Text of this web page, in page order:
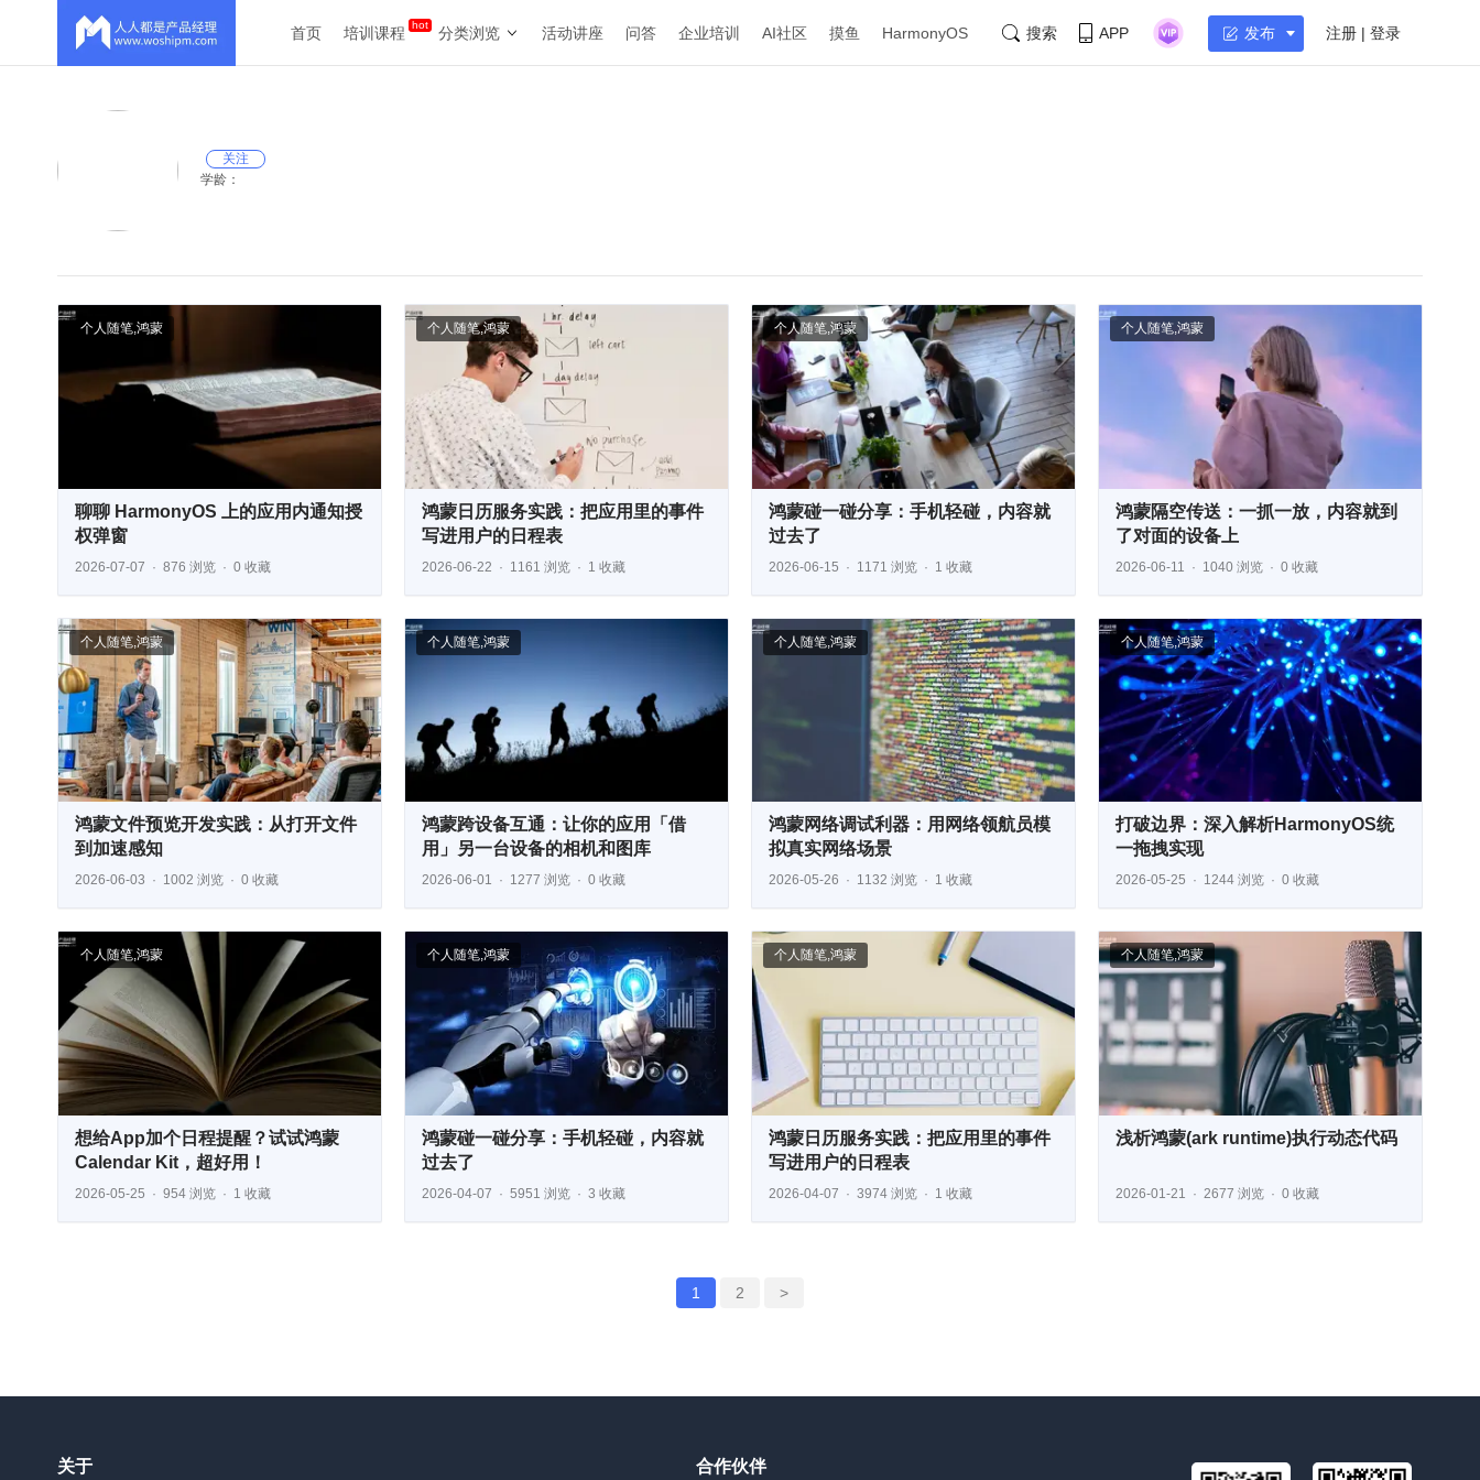
首页 培训课程 分类浏览 活动讲座 问答 企业培训 AI社区 摸鱼 HarmonyOS 搜索 APP 发布 注册 | 登录
关注
学龄：
个人随笔,鸿蒙
聊聊 HarmonyOS 上的应用内通知授
权弹窗
2026-07-07 876 浏览 0 收藏
个人随笔,鸿蒙
鸿蒙日历服务实践：把应用里的事件
写进用户的日程表
2026-06-22 1161 浏览 1 收藏
个人随笔,鸿蒙
鸿蒙碰一碰分享：手机轻碰，内容就
过去了
2026-06-15 1171 浏览 1 收藏
个人随笔,鸿蒙
鸿蒙隔空传送：一抓一放，内容就到
了对面的设备上
2026-06-11 1040 浏览 0 收藏
个人随笔 鸿蒙
鸿蒙文件预览开发实践：从打开文件
到加速感知
2026-06-03 1002 浏览 0 收藏
个人随笔 鸿蒙
鸿蒙跨设备互通：让你的应用「借
用」另一台设备的相机和图库
2026-06-01 1277 浏览 0 收藏
个人随笔 鸿蒙
鸿蒙网络调试利器：用网络领航员模
拟真实网络场景
2026-05-26 1132 浏览 1 收藏
个人随笔,鸿蒙
打破边界：深入解析HarmonyOS统
一拖拽实现
2026-05-25 1244 浏览 0 收藏
个人随笔,鸿蒙
想给App加个日程提醒？试试鸿蒙
Calendar Kit，超好用！
2026-05-25 954 浏览 1 收藏
个人随笔,鸿蒙
鸿蒙碰一碰分享：手机轻碰，内容就
过去了
2026-04-07 5951 浏览 3 收藏
个人随笔,鸿蒙
鸿蒙日历服务实践：把应用里的事件
写进用户的日程表
2026-04-07 3974 浏览 1 收藏
个人随笔,鸿蒙
浅析鸿蒙(ark runtime)执行动态代码
2026-01-21 2677 浏览 0 收藏
1 2 >
关于 合作伙伴